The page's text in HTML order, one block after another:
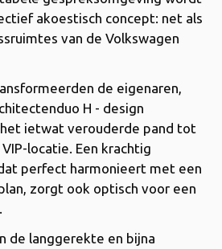
akoestisch concept: net als
van de Volkswagen
de eigenaren,
H - design
ietwat verouderde pand tot
locatie. Een krachtig
perfect harmonieert met een
zorgt ook optisch voor een
de langgerekte en bijna